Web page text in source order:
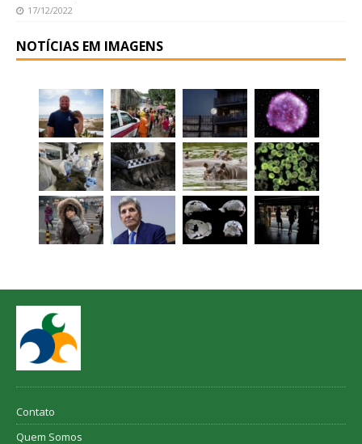
17/12/2022
NOTÍCIAS EM IMAGENS
Contato
Quem Somos